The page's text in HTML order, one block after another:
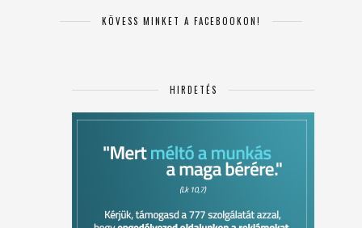
KÖVESS MINKET A FACEBOOKON!
HIRDETÉS